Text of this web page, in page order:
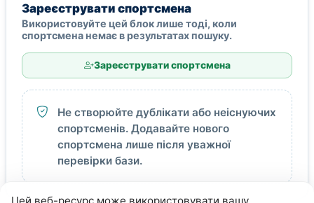
Зареєструвати спортсмена
Використовуйте цей блок лише тоді, коли
спортсмена немає в результатах пошуку.
Зареєструвати спортсмена
Не створюйте дублікати або неіснуючих
спортсменів. Додавайте нового
спортсмена лише після уважної
перевірки бази.